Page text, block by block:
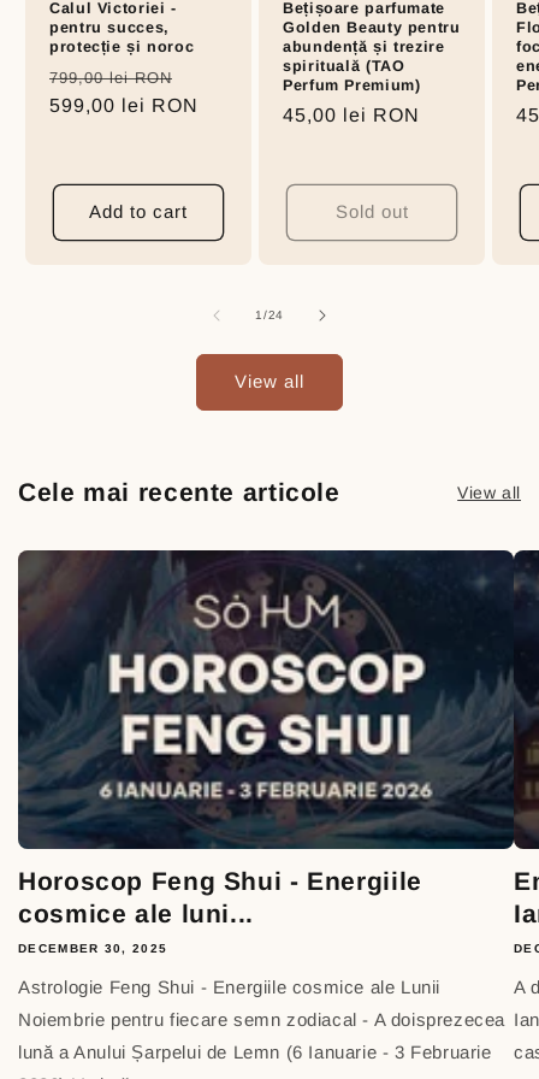
Calul Victoriei -
pentru succes,
protecție și noroc
Regular
price
799,00 lei RON
price
599,00 lei RON
Add to cart
Bețișoare parfumate
Golden Beauty pentru
abundență și trezire
spirituală (TAO
Perfum Premium)
Regular
45,00 lei RON
Sold out
1 /of
24
View all
Cele mai recente articole View all
Horoscop Feng Shui - Energiile
cosmice ale luni...
DECEMBER 30, 2025
Astrologie Feng Shui - Energiile cosmice ale Lunii
Noiembrie pentru fiecare semn zodiacal - A doisprezecea
lună a Anului Șarpelui de Lemn (6 Ianuarie - 3 Februarie
A